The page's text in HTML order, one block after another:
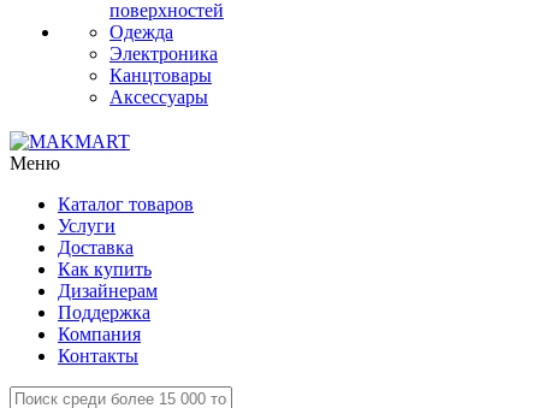
поверхностей
Одежда
Электроника
Канцтовары
Аксессуары
Меню
Каталог товаров
Услуги
Доставка
Как купить
Дизайнерам
Поддержка
Компания
Контакты